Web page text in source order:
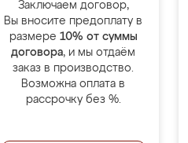
Заключаем договор,
Вы вносите предоплату в
размере 10% от суммы
договора, и мы отдаём
заказ в производство.
Возможна оплата в
рассрочку без %.